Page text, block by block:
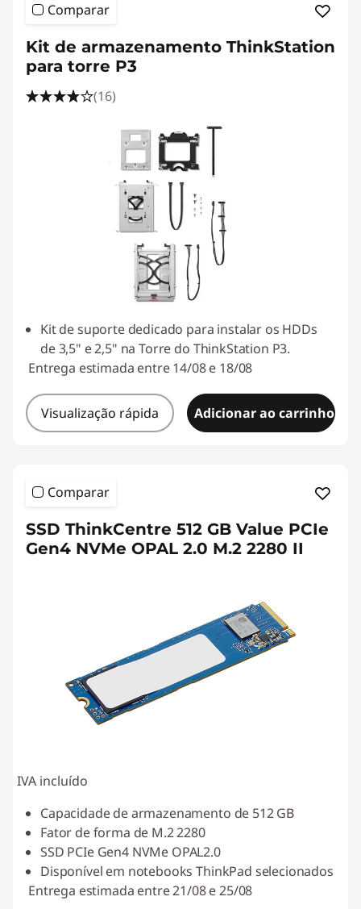
Comparar
Kit de armazenamento ThinkStation
para torre P3
(16)
Kit de suporte dedicado para instalar os HDDs
de 3,5" e 2,5" na Torre do ThinkStation P3.
Entrega estimada entre 14/08 e 18/08
Visualização rápida Adicionar ao carrinho
Comparar
SSD ThinkCentre 512 GB Value PCIe
Gen4 NVMe OPAL 2.0 M.2 2280 II
IVA incluído
Capacidade de armazenamento de 512 GB
Fator de forma de M.2 2280
SSD PCIe Gen4 NVMe OPAL2.0
Disponível em notebooks ThinkPad selecionados
Entrega estimada entre 21/08 e 25/08